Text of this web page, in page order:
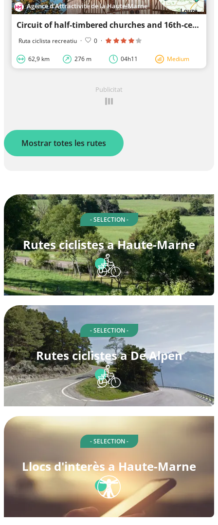
Agence d’Attractivité de la Haute-Marne
Circuit of half-timbered churches and 16th-century stained glass
Ruta ciclista recreatiu · 0 ·
62,9 km 276 m 04h11 Medium
Publicitat
Mostrar totes les rutes
- SELECTION -
Rutes ciclistes a Haute-Marne
- SELECTION -
Rutes ciclistes a De Alpen
- SELECTION -
Llocs d'interès a Haute-Marne